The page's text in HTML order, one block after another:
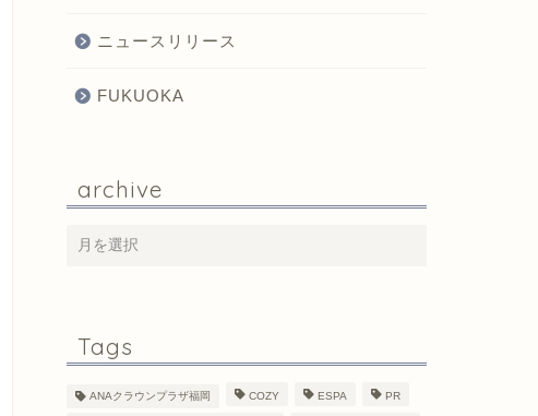
ニュースリリース
FUKUOKA
archive
Tags
ANAクラウンプラザ福岡 COZY ESPA PR